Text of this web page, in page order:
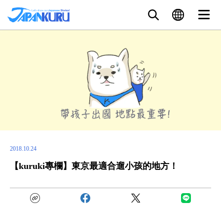
2018.10.24
【kuruki專欄】東京最適合遛小孩的地方！